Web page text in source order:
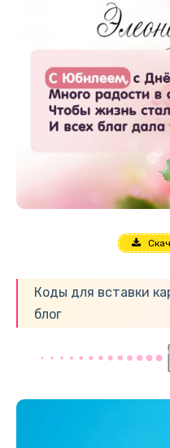
Коды для вставки
блог